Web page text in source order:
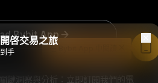
鍵洞察與分析：立即訂閱我們的電
Bybit App
啓交易之旅
手